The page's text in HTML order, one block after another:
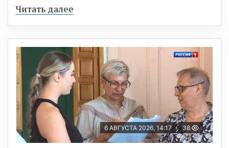
Читать далее
6 АВГУСТА 2026, 14:17 38